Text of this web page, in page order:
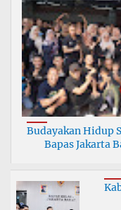
Budayakan Hidup
Bapas Jakarta